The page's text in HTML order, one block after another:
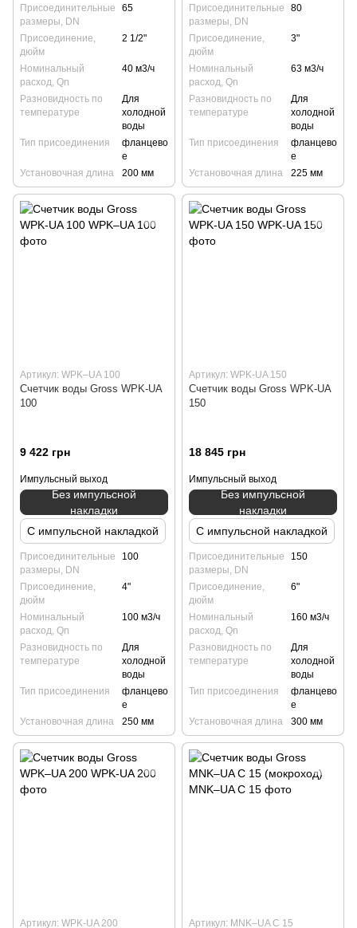
Присоединительные
размеры, DN
65
Присоединение,
дюйм
2 1/2"
Номинальный
расход, Qn
40 м3/ч
Разновидность по
температуре
Для
холодной
воды
Тип присоединения
фланцево
е
Установочная длина
200 мм
Присоединительные
размеры, DN
80
Присоединение,
дюйм
3"
Номинальный
расход, Qn
63 м3/ч
Разновидность по
температуре
Для
холодной
воды
Тип присоединения
фланцево
е
Установочная длина
225 мм
Артикул: WPK–UA 100
Счетчик воды Gross WPK-UA
100
9 422 грн
Импульсный выход
Без импульсной
накладки
С импульсной накладкой
Присоединительные
размеры, DN
100
Присоединение,
дюйм
4"
Номинальный
расход, Qn
100 м3/ч
Разновидность по
температуре
Для
холодной
воды
Тип присоединения
фланцево
е
Установочная длина
250 мм
Артикул: WPK-UA 150
Счетчик воды Gross WPK-UA
150
18 845 грн
Импульсный выход
Без импульсной
накладки
С импульсной накладкой
Присоединительные
размеры, DN
150
Присоединение,
дюйм
6"
Номинальный
расход, Qn
160 м3/ч
Разновидность по
температуре
Для
холодной
воды
Тип присоединения
фланцево
е
Установочная длина
300 мм
Артикул: WPK-UA 200 Артикул: MNK–UA C 15